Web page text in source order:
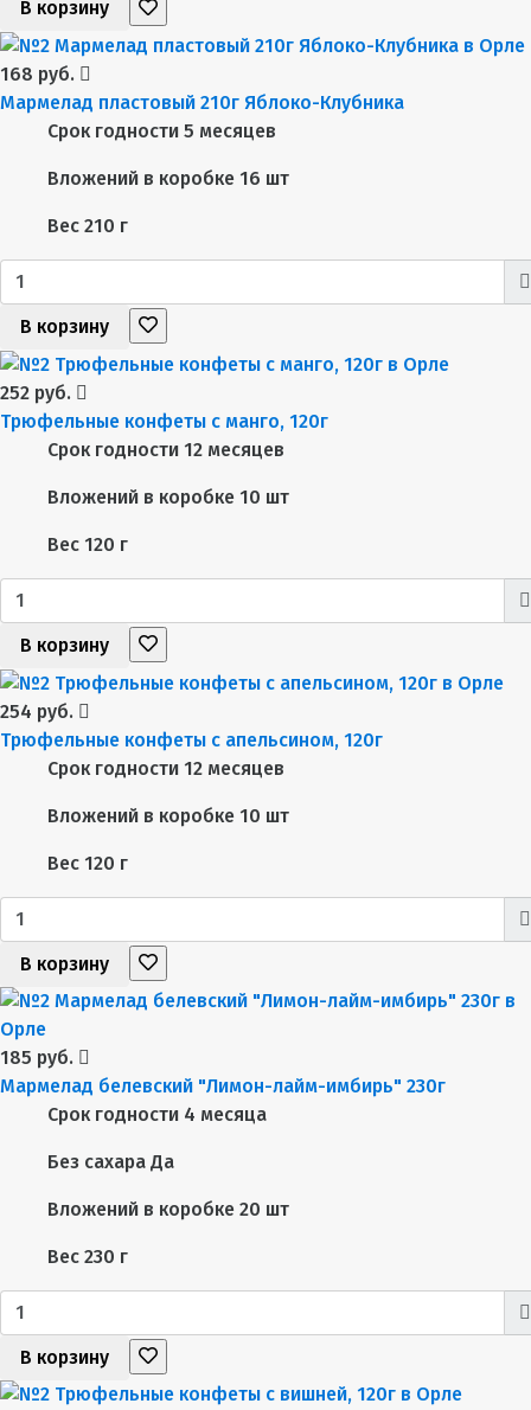
В корзину
168 руб.
Мармелад пластовый 210г Яблоко-Клубника
Срок годности 5 месяцев
Вложений в коробке 16 шт
Вес 210 г
В корзину
252 руб.
Трюфельные конфеты с манго, 120г
Срок годности 12 месяцев
Вложений в коробке 10 шт
Вес 120 г
В корзину
254 руб.
Трюфельные конфеты с апельсином, 120г
Срок годности 12 месяцев
Вложений в коробке 10 шт
Вес 120 г
В корзину
185 руб.
Мармелад белевский "Лимон-лайм-имбирь" 230г
Срок годности 4 месяца
Без сахара Да
Вложений в коробке 20 шт
Вес 230 г
В корзину